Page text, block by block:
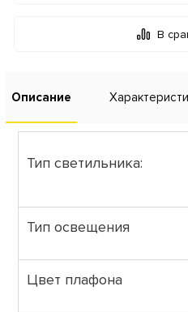
В
Описание
Тип светильника:
Тип освещения
Цвет плафона